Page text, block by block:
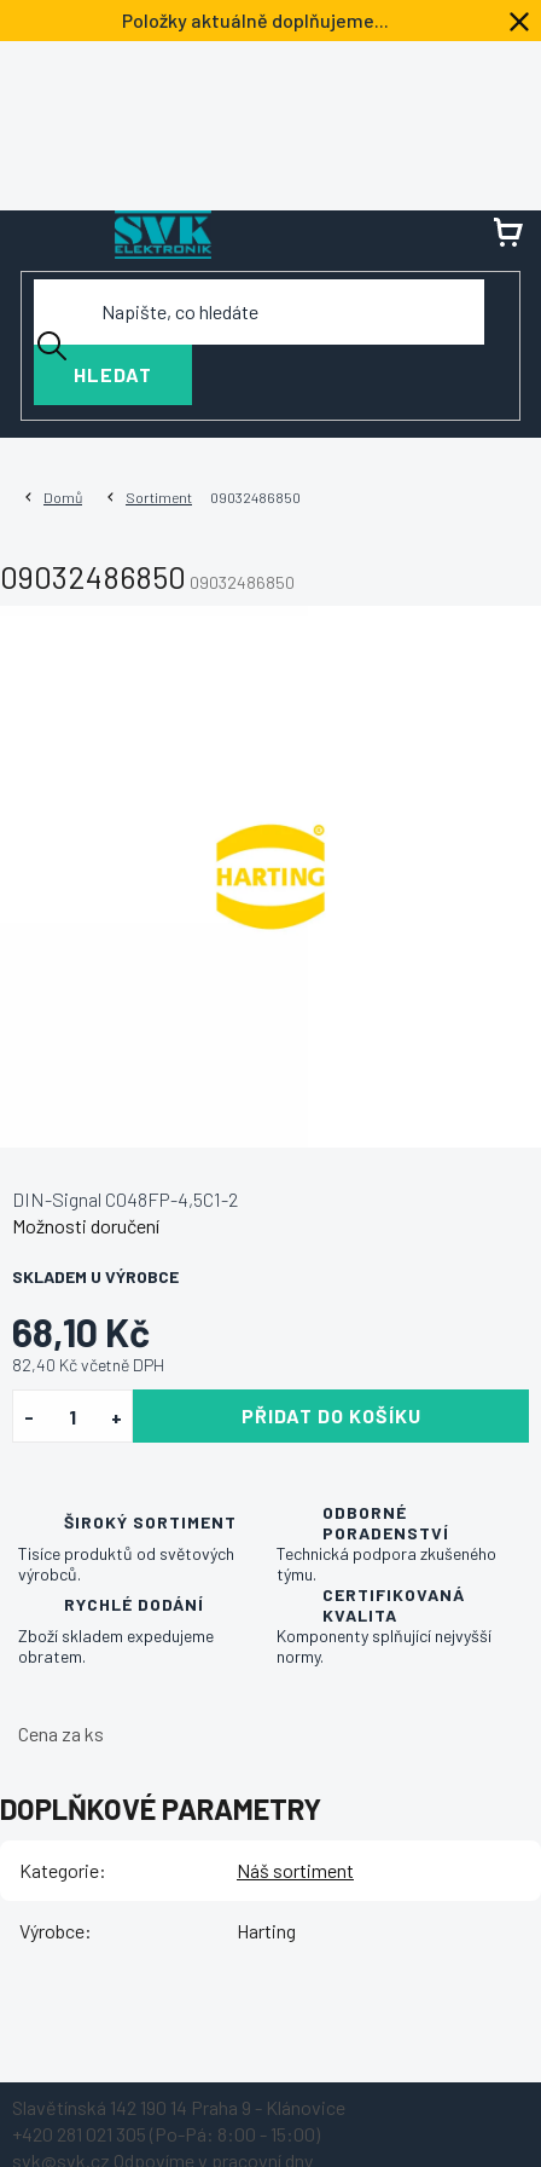
na
Položky aktuálně doplňujeme...
HLEDAT
Domů Sortiment 09032486850
09032486850 09032486850
68,10 Kč
82,40 Kč včetně DPH
SKLADEM U VÝROBCE
Možnosti doručení
PŘIDAT DO KOŠÍKU
DIN-Signal C048FP-4,5C1-2
ŠIROKÝ SORTIMENT
Tisíce produktů od světových
výrobců.
ODBORNÉ
PORADENSTVÍ
Technická podpora zkušeného
týmu.
RYCHLÉ DODÁNÍ
Zboží skladem expedujeme
obratem.
CERTIFIKOVANÁ
KVALITA
Komponenty splňující nejvyšší
normy.
Cena za ks
DOPLŇKOVÉ PARAMETRY
Kategorie: Náš sortiment
Výrobce: Harting
Slavětínská 142 190 14 Praha 9 - Klánovice
+420 281 021 305 (Po-Pá: 8:00 - 15:00)
svk@svk.cz Odpovíme v pracovní dny